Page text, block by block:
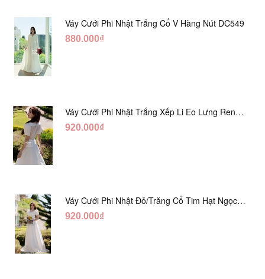
Váy Cưới Phi Nhật Trắng Cổ V Hàng Nút DC549
880.000₫
Váy Cưới Phi Nhật Trắng Xếp Li Eo Lưng Ren
DC547
920.000₫
Váy Cưới Phi Nhật Đỏ/Trăng Cổ Tim Hạt Ngọc
DC548
920.000₫